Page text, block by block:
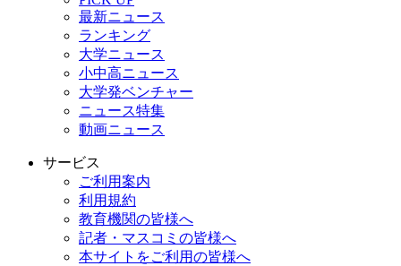
最新ニュース
ランキング
大学ニュース
小中高ニュース
大学発ベンチャー
ニュース特集
動画ニュース
サービス
ご利用案内
利用規約
教育機関の皆様へ
記者・マスコミの皆様へ
本サイトをご利用の皆様へ